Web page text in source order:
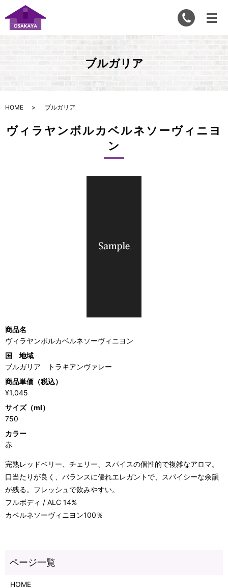
ブルガリア
HOME ブルガリア
ヴィラヤンボルカベルネソーヴィニヨ
ン
商品名
ヴィラヤンボルカベルネソーヴィニヨン
国 地域
ブルガリア トラキアンヴァレー
商品単価（税込）
¥1,045
サイズ（ml）
750
カラー
赤
完熟レッドベリー、チェリー、スパイスの個性的で複雑なアロマ。
口当たりが良く、バランスに優れエレガントで、スパイシーな余韻
が残る。フレッシュで飲みやすい。
フルボディ / ALC 14%
カベルネソーヴィニヨン100％
HOME